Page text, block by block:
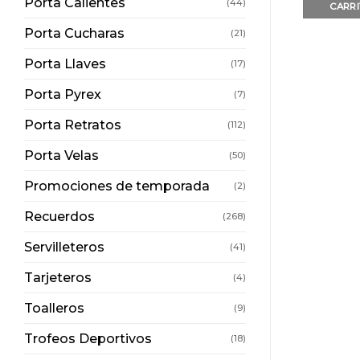
Porta Cucharas (21)
Porta Llaves (17)
Porta Pyrex (7)
Porta Retratos (112)
Porta Velas (50)
Promociones de temporada (2)
Recuerdos (268)
Servilleteros (41)
Tarjeteros (4)
Toalleros (9)
Trofeos Deportivos (18)